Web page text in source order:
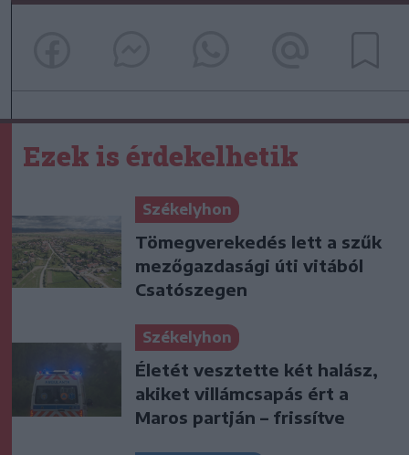
Ezek is érdekelhetik
Székelyhon
Tömegverekedés lett a szűk
mezőgazdasági úti vitából
Csatószegen
Székelyhon
Életét vesztette két halász,
akiket villámcsapás ért a
Maros partján – frissítve